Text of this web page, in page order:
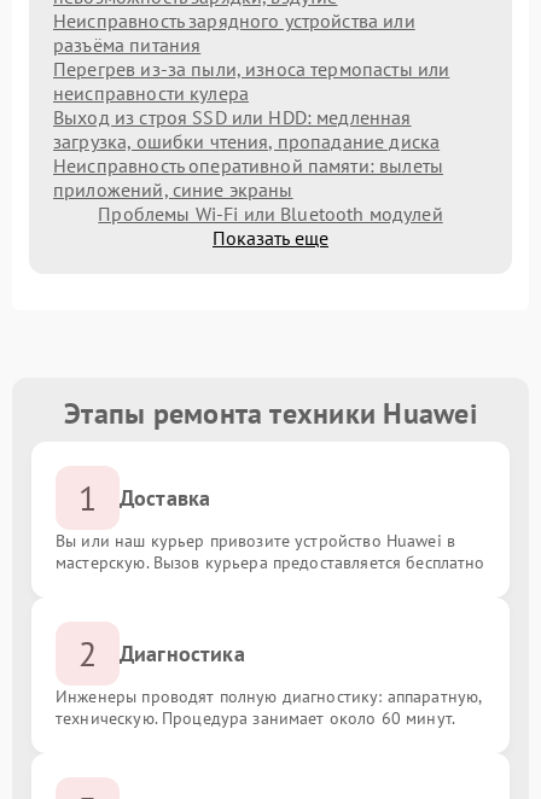
Неисправность зарядного устройства или
разъёма питания
Перегрев из‑за пыли, износа термопасты или
неисправности кулера
Выход из строя SSD или HDD: медленная
загрузка, ошибки чтения, пропадание диска
Неисправность оперативной памяти: вылеты
приложений, синие экраны
Проблемы Wi‑Fi или Bluetooth модулей
Показать еще
Этапы ремонта техники Huawei
1 Доставка
Вы или наш курьер привозите устройство Huawei в
мастерскую. Вызов курьера предоставляется бесплатно
2 Диагностика
Инженеры проводят полную диагностику: аппаратную,
техническую. Процедура занимает около 60 минут.